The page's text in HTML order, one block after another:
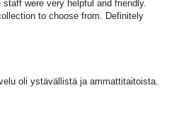
were very helpful and friendly.
to choose from. Definitely
oli ystävällistä ja ammattitaitoista.